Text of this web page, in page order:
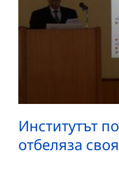
Институтът
отбеляза